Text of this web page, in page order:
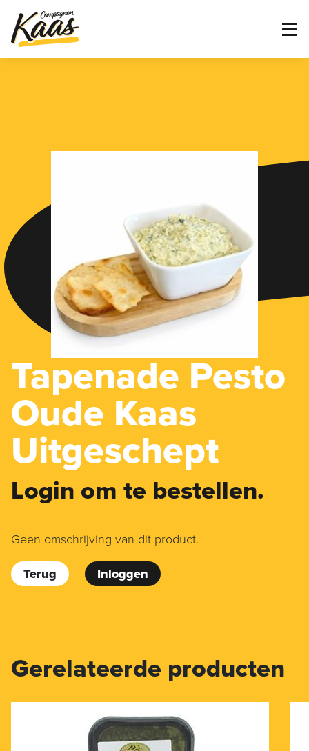
Tapenade Pesto
Oude Kaas
Uitgeschept
Login om te bestellen.
Geen omschrijving van dit product.
Terug Inloggen
Gerelateerde producten